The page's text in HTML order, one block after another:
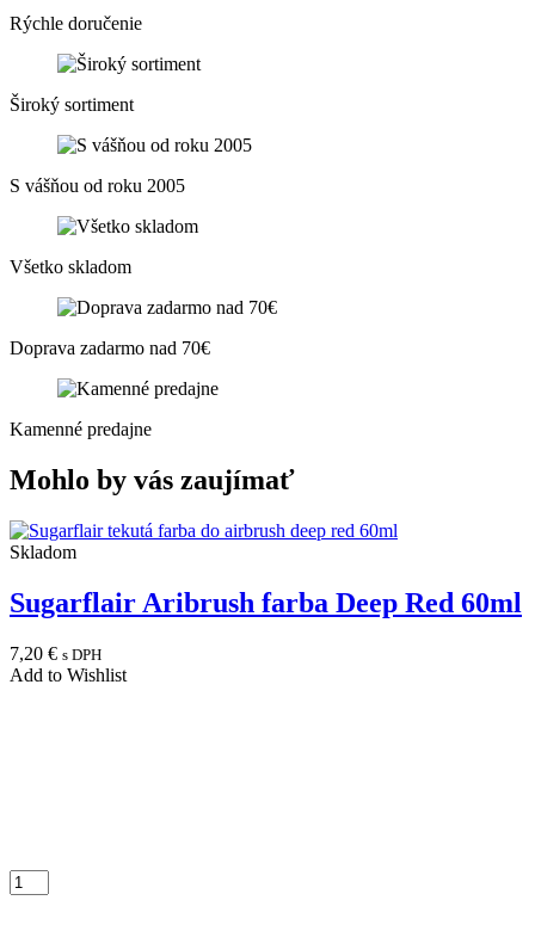
Rýchle doručenie
Široký sortiment
S vášňou od roku 2005
Všetko skladom
Doprava zadarmo nad 70€
Kamenné predajne
Mohlo by vás zaujímať
Skladom
Sugarflair Aribrush farba Deep Red 60ml
7,20 € s DPH
Add to Wishlist